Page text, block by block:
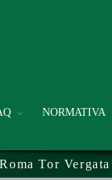
NORMATIVA
Tor Vergata